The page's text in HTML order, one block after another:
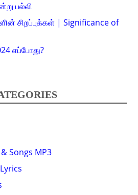
பல்லி
சிறப்புக்கள் | Significance of
எப்போது?
Songs MP3